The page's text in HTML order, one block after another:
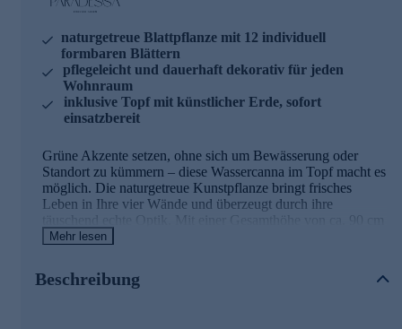
naturgetreue Blattpflanze mit 12 individuell
formbaren Blättern
pflegeleicht und dauerhaft dekorativ für jeden
Wohnraum
inklusive Topf mit künstlicher Erde, sofort
einsatzbereit
Grüne Akzente setzen, ohne sich um Bewässerung oder
Standort zu kümmern – diese Wassercanna im Topf macht es
möglich. Die naturgetreue Kunstpflanze bringt frisches
Leben in Ihre vier Wände und überzeugt durch ihre
täuschend echte Optik. Mit einer Gesamthöhe von ca. 90 cm
und 12 biegsamen Blättern lässt sie sich nach Ihren
Übertopf ergänzt werden. So holen Sie sich dauerhaft
Mehr lesen
Beschreibung